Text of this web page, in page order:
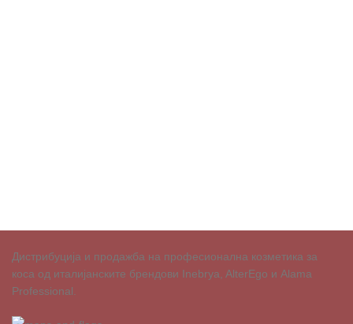
Дистрибуција и продажба на професионална козметика за
коса од италијанските брендови Inebrya, AlterEgo и Alama
Professional.